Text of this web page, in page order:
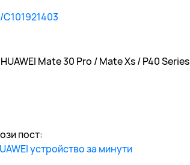
Mate 30 Pro / Mate Xs / P40 Series
пост:
устройство за минути